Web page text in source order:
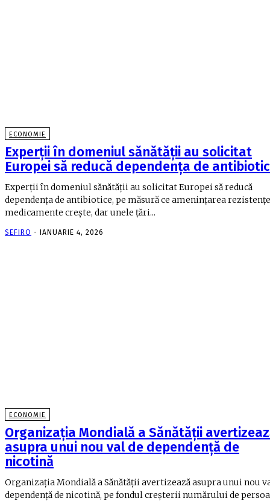
ECONOMIE
Experții în domeniul sănătății au solicitat
Europei să reducă dependența de
Experții în domeniul sănătății au solicitat Europei să reducă
dependența de antibiotice, pe măsură ce amenințarea
medicamente crește, dar unele țări...
SEFIRO - IANUARIE 4, 2026
ECONOMIE
Organizația Mondială a Sănătății
asupra unui nou val de dependență de
nicotină
Organizația Mondială a Sănătății avertizează asupra unui nou
dependență de nicotină, pe fondul creșterii numărului de